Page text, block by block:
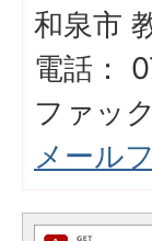
和泉市
電話：
ファッ
メール